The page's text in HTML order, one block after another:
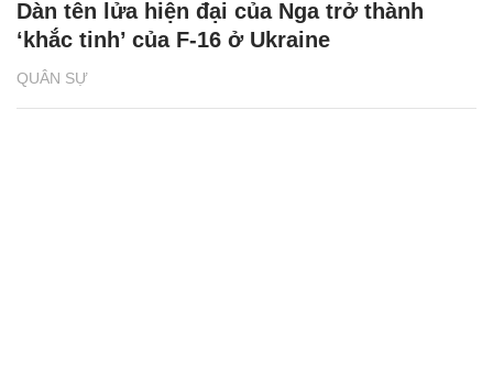
QUÂN SỰ
Dàn tên lửa hiện đại của Nga trở thành
‘khắc tinh’ của F-16 ở Ukraine